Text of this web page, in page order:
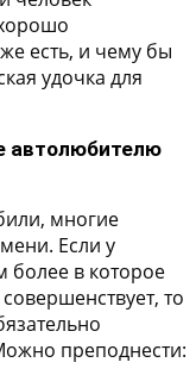
есть, и чему бы
удочка для
автолюбителю
многие
Если у
более в которое
то
преподнести: